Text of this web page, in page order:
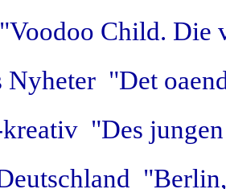
Child. Die
Nyheter "Det
"Des